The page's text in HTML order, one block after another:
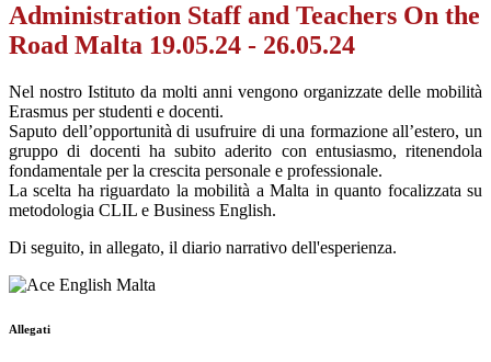
Administration Staff and Teachers On the
Road Malta 19.05.24 - 26.05.24
Nel nostro Istituto da molti anni vengono organizzate delle mobilità
Erasmus per studenti e docenti.
Saputo dell’opportunità di usufruire di una formazione all’estero, un
gruppo di docenti ha subito aderito con entusiasmo, ritenendola
fondamentale per la crescita personale e professionale.
La scelta ha riguardato la mobilità a Malta in quanto focalizzata su
metodologia CLIL e Business English.
Di seguito, in allegato, il diario narrativo dell'esperienza.
Allegati